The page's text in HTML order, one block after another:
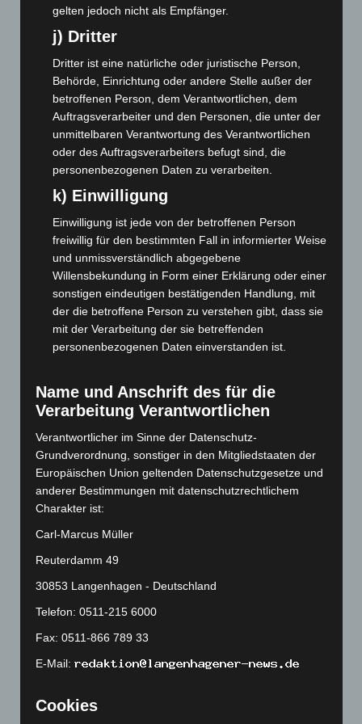
März 2024
Februar 2024
(103)
Januar 2024(111)
Dezember 2023(130)
November 2023(130)
Oktober 2023(114)
September 2023 (133)
August 2023(134)
Juli 2023(118)
Juni 2023
(142)
Mai 2023(139)
April 2023(155)
(174)
Januar 2023 (140)
Dezember 2022(130)
November 2022(167)
Oktober 2022(166)
September 2022(205)
August 2022(166)
Juli 2022(133)
Juni 2022(167)
Mai 2022 (177)
April 2022(198)
März 2022(221)
Februar 2022 (189)
Dezember 2021
gelten jedoch nicht als Empfänger.
j) Dritter
Dritter ist eine natürliche oder juristische Person,
Behörde, Einrichtung oder andere Stelle außer der
betroffenen Person, dem Verantwortlichen, dem
Auftragsverarbeiter und den Personen, die unter der
unmittelbaren Verantwortung des Verantwortlichen
oder des Auftragsverarbeiters befugt sind, die
personenbezogenen Daten zu verarbeiten.
k) Einwilligung
Einwilligung ist jede von der betroffenen Person
freiwillig für den bestimmten Fall in informierter Weise
und unmissverständlich abgegebene
Willensbekundung in Form einer Erklärung oder einer
sonstigen eindeutigen bestätigenden Handlung, mit
der die betroffene Person zu verstehen gibt, dass sie
mit der Verarbeitung der sie betreffenden
personenbezogenen Daten einverstanden ist.
Name und Anschrift des für die
Verarbeitung Verantwortlichen
Verantwortlicher im Sinne der Datenschutz-
Grundverordnung, sonstiger in den Mitgliedstaaten der
Europäischen Union geltenden Datenschutzgesetze und
anderer Bestimmungen mit datenschutzrechtlichem
Charakter ist:
Carl-Marcus Müller
Reuterdamm 49
30853 Langenhagen - Deutschland
Telefon: 0511-215 6000
Fax: 0511-866 789 33
E-Mail:
Cookies